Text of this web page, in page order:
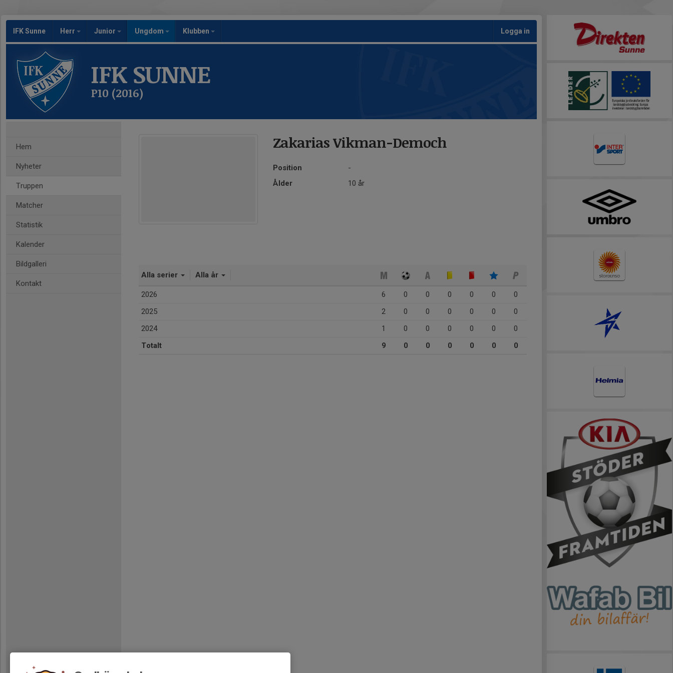
IFK Sunne Herr Junior Ungdom Klubben Logga in
IFK SUNNE
P10 (2016)
Hem
Nyheter
Truppen
Matcher
Statistik
Kalender
Bildgalleri
Kontakt
Zakarias Vikman-Democh
Position
-
Ålder
10 år
Alla serier Alla år
2026 6 0 0 0 0 0
0
2025
2 0 0 0 0 0
0
2024
1 0 0 0 0 0
0
Totalt
9 0 0 0 0 0 0